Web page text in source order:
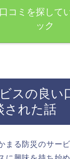
コミを探して
ック
スの良い
された話
まる防災のサー